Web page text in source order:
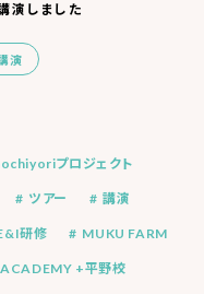
演しました
演
プロジェクト
ツアー 講演
研修 MUKU FARM
+平野校